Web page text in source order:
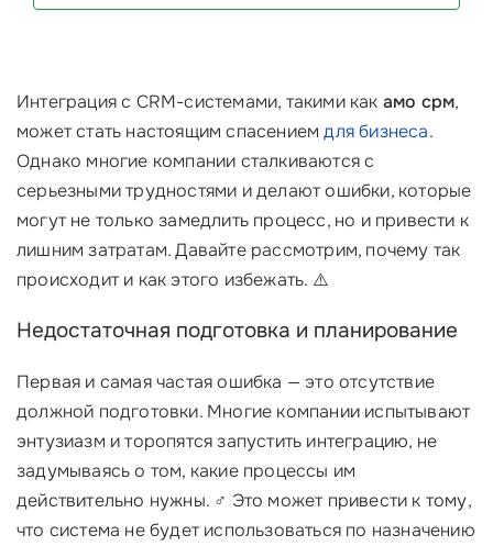
Интеграция с CRM-системами, такими как амо срм,
может стать настоящим спасениемдля бизнеса.
Однако многие компании сталкиваются с
серьезными трудностями и делают ошибки, которые
могут не только замедлить процесс, но и привести к
лишним затратам. Давайте рассмотрим, почему так
происходит и как этого избежать. ⚠️
Недостаточная подготовка и планирование
Первая и самая частая ошибка — это отсутствие
должной подготовки. Многие компании испытывают
энтузиазм и торопятся запустить интеграцию, не
задумываясь о том, какие процессы им
действительно нужны. ‍♂️ Это может привести к тому,
что система не будет использоваться по назначению